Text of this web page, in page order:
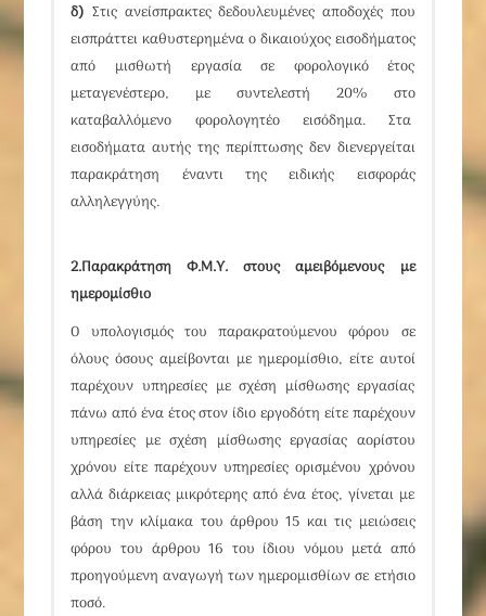
δ)Στις ανείσπρακτες δεδουλευμένες αποδοχές που
εισπράττει καθυστερημένα ο δικαιούχος εισοδήματος
από μισθωτή εργασία σε φορολογικό έτος
μεταγενέστερο, με συντελεστή 20% στο
καταβαλλόμενο φορολογητέο εισόδημα. Στα
εισοδήματα αυτής της περίπτωσης δεν διενεργείται
παρακράτηση έναντι της ειδικής εισφοράς
αλληλεγγύης.
2.Παρακράτηση Φ.Μ.Υ. στους αμειβόμενους με
ημερομίσθιο
Ο υπολογισμός του παρακρατούμενου φόρου σε
όλους όσους αμείβονται με ημερομίσθιο, είτε αυτοί
παρέχουν υπηρεσίες με σχέση μίσθωσης εργασίας
πάνω από ένα έτος στον ίδιο εργοδότη είτε παρέχουν
υπηρεσίες με σχέση μίσθωσης εργασίας αορίστου
χρόνου είτε παρέχουν υπηρεσίες ορισμένου χρόνου
αλλά διάρκειας μικρότερης από ένα έτος, γίνεται με
βάση την κλίμακα του άρθρου 15 και τις μειώσεις
φόρου του άρθρου 16 του ίδιου νόμου μετά από
προηγούμενη αναγωγή των ημερομισθίων σε ετήσιο
ποσό.